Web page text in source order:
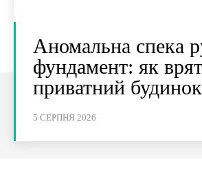
Аномальна спека
фундамент: як
приватний будинок
5 СЕРПНЯ 2026